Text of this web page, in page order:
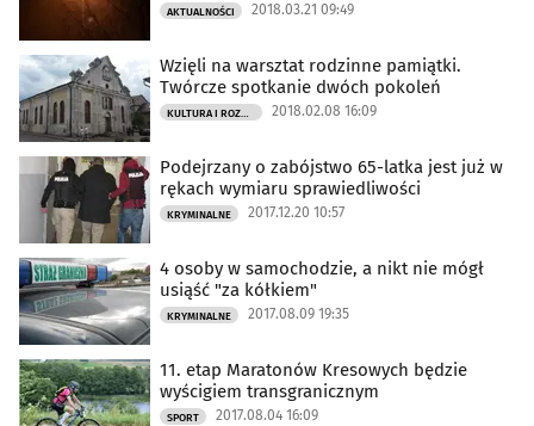
AKTUALNOŚCI 2018.03.21 09:49
Wzięli na warsztat rodzinne pamiątki.
Twórcze spotkanie dwóch pokoleń
2018.02.08 16:09
Podejrzany o zabójstwo 65-latka jest już w
rękach wymiaru sprawiedliwości
KRYMINALNE 2017.12.20 10:57
4 osoby w samochodzie, a nikt nie mógł
usiąść "za kółkiem"
KRYMINALNE 2017.08.09 19:35
11. etap Maratonów Kresowych będzie
wyścigiem transgranicznym
SPORT 2017.08.04 16:09